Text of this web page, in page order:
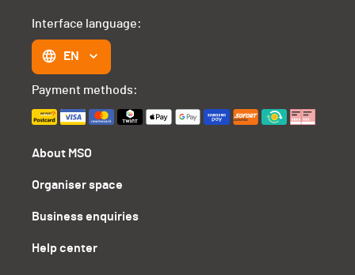
About MSO
Organiser space
Business enquiries
Help center
Interface language:
EN
Payment methods: